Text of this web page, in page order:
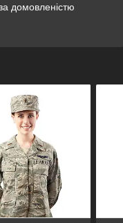
домовленістю